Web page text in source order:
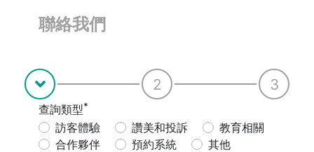
聯絡我們
2 3
查詢類型
訪客體驗
讚美和投訴
教育相關
合作夥伴
預約系統 其他